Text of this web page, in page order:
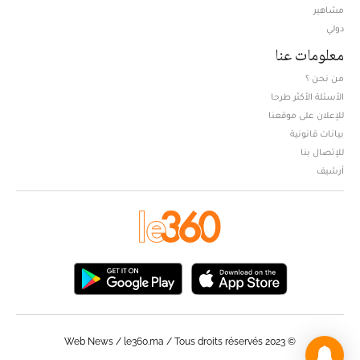
مشاهير
دولي
معلومات عنا
من نحن ؟
الأسئلة الأكثر طرحا
للإعلان على موقعنا
بيانات قانونية
للإتصال بنا
أرشيف
© Web News / le360.ma / Tous droits réservés 2023